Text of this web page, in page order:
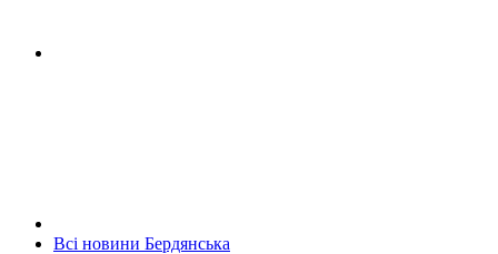
Всі новини Бердянська